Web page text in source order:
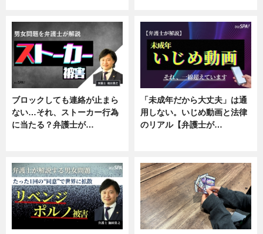
ブロックしても連絡が止まら
ない…それ、ストーカー行為
に当たる？弁護士が…
「未成年だから大丈夫」は通
用しない。いじめ動画と法律
のリアル【弁護士が…